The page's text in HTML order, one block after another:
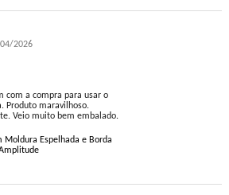
2026
com a compra para usar o
Produto maravilhoso.
Veio muito bem embalado.
Espelhada e Borda